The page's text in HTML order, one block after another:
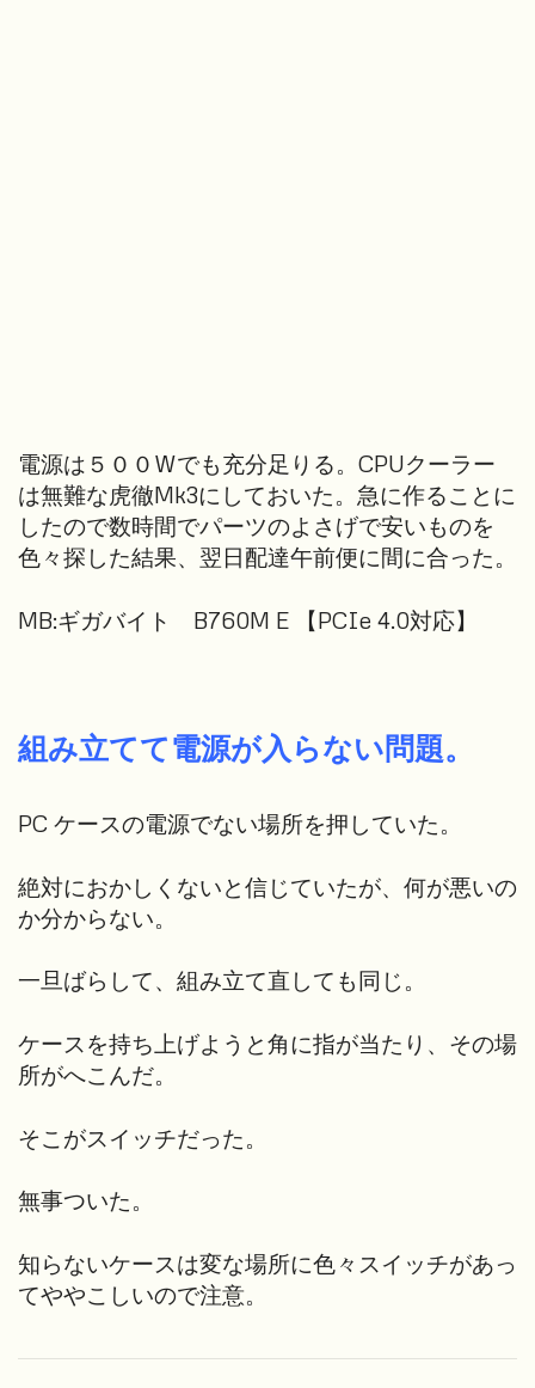
電源は５００Wでも充分足りる。CPUクーラー
は無難な虎徹Mk3にしておいた。急に作ることに
したので数時間でパーツのよさげで安いものを
色々探した結果、翌日配達午前便に間に合った。
MB:ギガバイト B760M E 【PCIe 4.0対応】
組み立てて電源が入らない問題。
PC ケースの電源でない場所を押していた。
絶対におかしくないと信じていたが、何が悪いの
か分からない。
一旦ばらして、組み立て直しても同じ。
ケースを持ち上げようと角に指が当たり、その場
所がへこんだ。
そこがスイッチだった。
無事ついた。
知らないケースは変な場所に色々スイッチがあっ
てややこしいので注意。